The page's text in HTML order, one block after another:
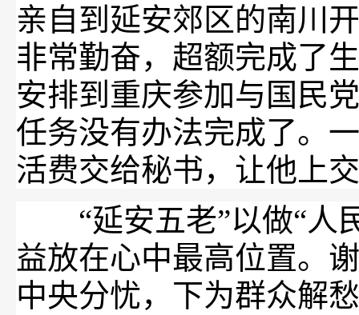
亲自到 延安郊区的南川
非常勤奋，超额完成了
安排到重庆参加与国民
任务没有办法完成了。
活费交给秘书，让他上
“延安五老”以做“人
益放在心中最高位置。
中央分忧，下为群众解